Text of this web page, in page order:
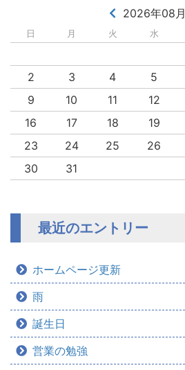
2026年08月
日 月 火 水
2
3 4 5
9
10 11 12
16
17 18 19
23
24 25 26
30
31
最近のエントリー
ホームページ更新
雨
誕生日
営業の勉強